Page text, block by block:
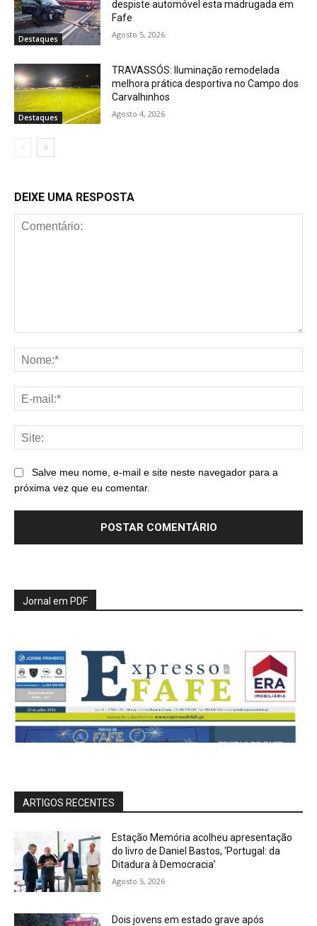
Destaques
despiste automóvel esta madrugada em
Fafe
Agosto 5, 2026
Destaques
TRAVASSÓS: Iluminação remodelada
melhora prática desportiva no Campo dos
Carvalhinhos
Agosto 4, 2026
DEIXE UMA RESPOSTA
Salve meu nome, e-mail e site neste navegador para a
próxima vez que eu comentar.
Jornal em PDF
ARTIGOS RECENTES
Estação Memória acolheu apresentação
do livro de Daniel Bastos, ‘Portugal: da
Ditadura à Democracia’
Agosto 5, 2026
Dois jovens em estado grave após